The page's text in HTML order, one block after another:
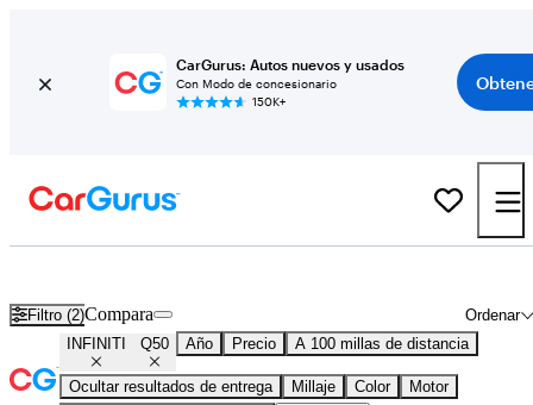
CarGurus: Autos nuevos y usados
Con Modo de concesionario
150K+
Filtro (2) Ordenar
Compara
INFINITI Q50 Año Precio A 100 millas de distancia
Ocultar resultados de entrega Millaje Color
Motor